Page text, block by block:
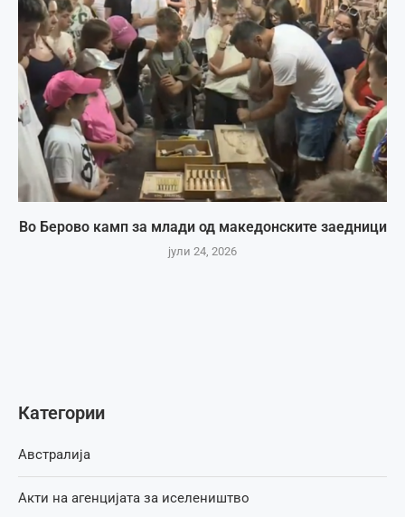
Во Берово камп за млади од македонските заедници
јули 24, 2026
Категории
Австралија
Акти на агенцијата за иселеништво